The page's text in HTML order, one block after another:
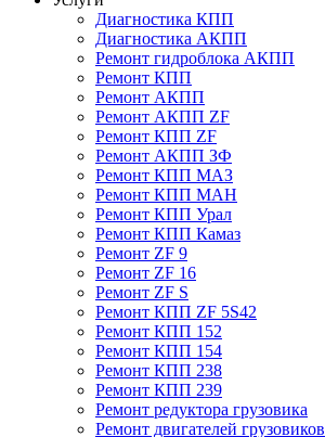
Диагностика КПП
Диагностика АКПП
Ремонт гидроблока АКПП
Ремонт КПП
Ремонт АКПП
Ремонт АКПП ZF
Ремонт КПП ZF
Ремонт АКПП ЗФ
Ремонт КПП МАЗ
Ремонт КПП МАН
Ремонт КПП Урал
Ремонт КПП Камаз
Ремонт ZF 9
Ремонт ZF 16
Ремонт ZF S
Ремонт КПП ZF 5S42
Ремонт КПП 152
Ремонт КПП 154
Ремонт КПП 238
Ремонт КПП 239
Ремонт редуктора грузовика
Ремонт двигателей грузовиков